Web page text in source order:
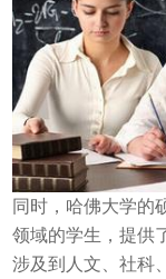
同时，哈佛大学的
领域的学生，提供
涉及到人文、社科